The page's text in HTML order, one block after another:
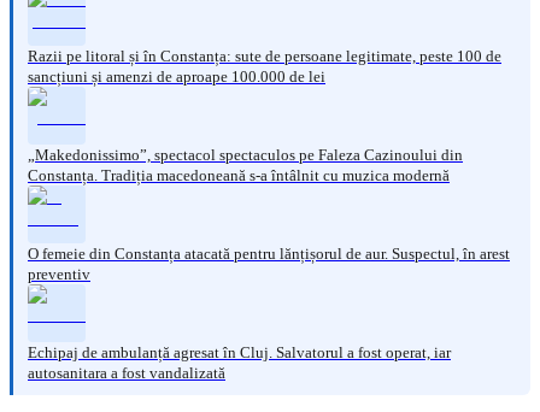
Razii pe litoral și în Constanța: sute de persoane legitimate, peste 100 de
sancțiuni și amenzi de aproape 100.000 de lei
„Makedonissimo”, spectacol spectaculos pe Faleza Cazinoului din
Constanța. Tradiția macedoneană s-a întâlnit cu muzica modernă
O femeie din Constanța atacată pentru lănțișorul de aur. Suspectul, în arest
preventiv
Echipaj de ambulanță agresat în Cluj. Salvatorul a fost operat, iar
autosanitara a fost vandalizată